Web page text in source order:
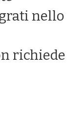
nello
richiede